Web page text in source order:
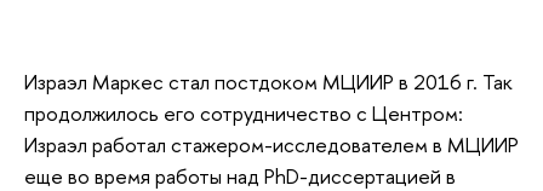
Израэл Маркес стал постдоком МЦИИР в 2016 г. Так
продолжилось его сотрудничество с Центром:
Израэл работал стажером-исследователем в МЦИИР
еще во время работы над PhD-диссертацией в